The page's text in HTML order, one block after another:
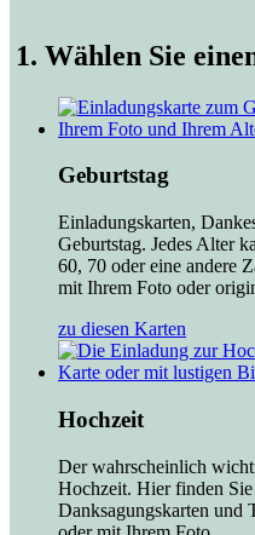
1. Wählen Sie
Geburtstag
Einladungskarten,
Geburtstag. Jedes Alter
60, 70 oder eine andere
mit Ihrem Foto oder
zu diesen Karten
Hochzeit
Der wahrscheinlich
Hochzeit. Hier finden
Danksagungskarten und